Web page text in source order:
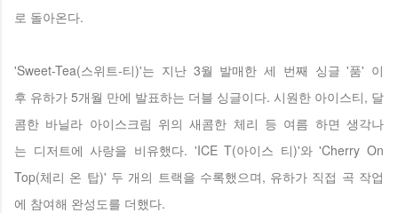
로 돌아온다.
'Sweet-Tea(스위트-티)'는 지난 3월 발매한 세 번째 싱글 '품' 이
후 유하가 5개월 만에 발표하는 더블 싱글이다. 시원한 아이스티, 달
콤한 바닐라 아이스크림 위의 새콤한 체리 등 여름 하면 생각나
는 디저트에 사랑을 비유했다. 'ICE T(아이스 티)'와 'Cherry On
Top(체리 온 탑)' 두 개의 트랙을 수록했으며, 유하가 직접 곡 작업
에 참여해 완성도를 더했다.